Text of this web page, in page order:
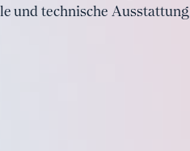
und technische Ausstattung